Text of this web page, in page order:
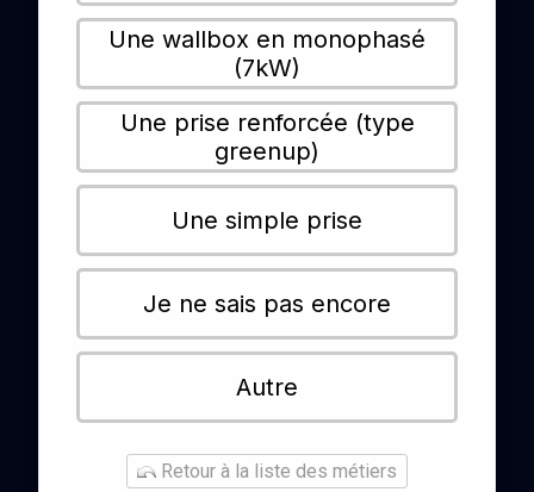
Une wallbox en monophasé
(7kW)
Une prise renforcée (type
greenup)
Une simple prise
Je ne sais pas encore
Autre
Retour à la liste des métiers